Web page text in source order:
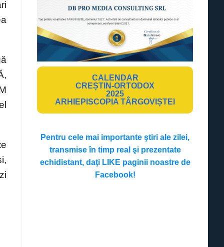
CALENDAR
CREȘTIN-ORTODOX
2025
ARHIEPISCOPIA TÂRGOVIȘTEI
Pentru cele mai importante ştiri ale zilei,
transmise în timp real şi prezentate
echidistant, daţi LIKE paginii noastre de
Facebook!